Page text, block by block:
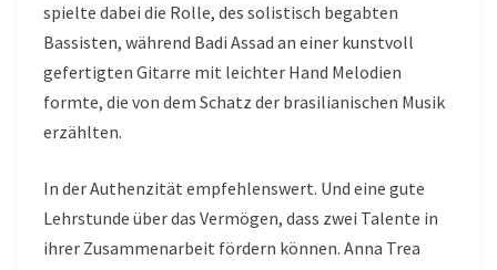
spielte dabei die Rolle, des solistisch begabten
Bassisten, während Badi Assad an einer kunstvoll
gefertigten Gitarre mit leichter Hand Melodien
formte, die von dem Schatz der brasilianischen Musik
erzählten.
In der Authenzität empfehlenswert. Und eine gute
Lehrstunde über das Vermögen, dass zwei Talente in
ihrer Zusammenarbeit fördern können. Anna Trea